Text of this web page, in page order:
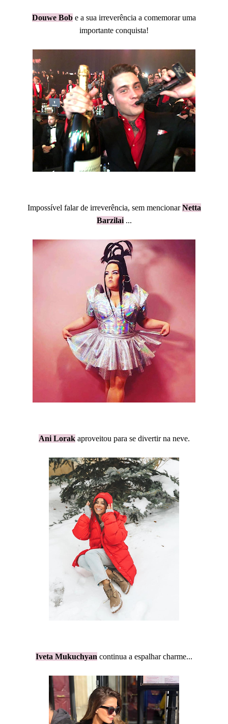
Douwe Bob e a sua irreverência a comemorar uma
importante conquista!
Impossível falar de irreverência, sem mencionarNetta
Barzilai...
Ani Lorakaproveitou para se divertir na neve.
Iveta Mukuchyan continua a espalhar charme...